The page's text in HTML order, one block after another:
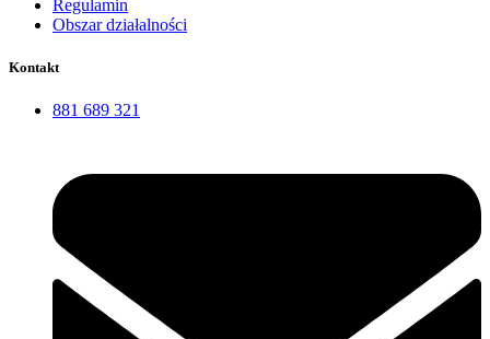
Regulamin
Obszar działalności
Kontakt
881 689 321